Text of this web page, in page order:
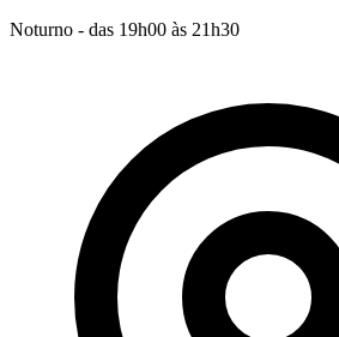
Noturno - das 19h00 às 21h30